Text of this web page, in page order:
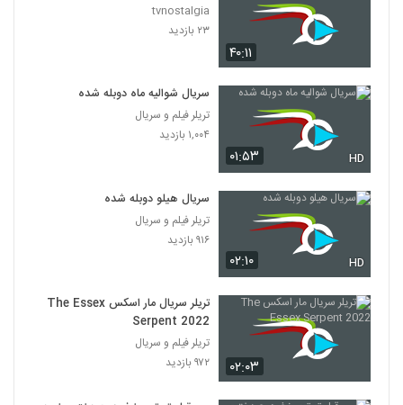
۴۰:۱۱
tvnostalgia
۲۳ بازدید
۰۱:۵۳ HD
سریال شوالیه ماه دوبله شده
تریلر فیلم و سریال
۱,۰۰۴ بازدید
۰۲:۱۰ HD
سریال هیلو دوبله شده
تریلر فیلم و سریال
۹۱۶ بازدید
۰۲:۰۳
تریلر سریال مار اسکس The Essex
Serpent 2022
تریلر فیلم و سریال
۹۷۲ بازدید